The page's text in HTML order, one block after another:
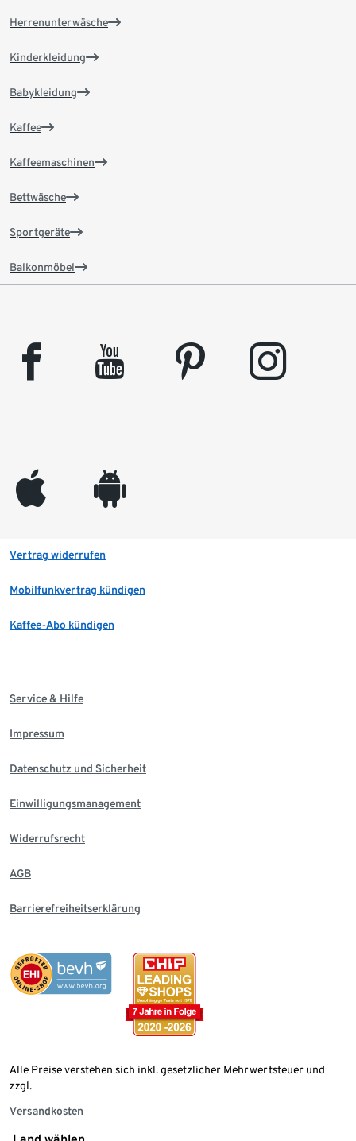
Herrenunterwäsche
Kinderkleidung
Babykleidung
Kaffee
Kaffeemaschinen
Bettwäsche
Sportgeräte
Balkonmöbel
facebook youtube pinterest instagram
appleinc android
Vertrag widerrufen
Mobilfunkvertrag kündigen
Kaffee-Abo kündigen
Service & Hilfe
Impressum
Datenschutz und Sicherheit
Einwilligungsmanagement
Widerrufsrecht
AGB
Barrierefreiheitserklärung
Alle Preise verstehen sich inkl. gesetzlicher Mehrwertsteuer und
zzgl.
Versandkosten